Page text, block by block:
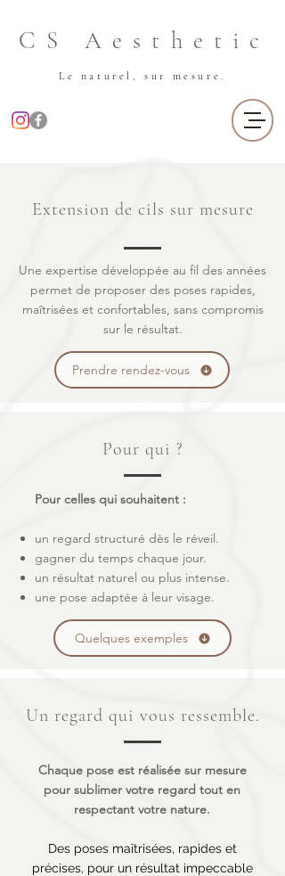
CS Aesthetic
Le naturel, sur mesure.
Extension de cils sur mesure
Une expertise développée au fil des années
permet de proposer des poses rapides,
maîtrisées et confortables, sans compromis
sur le résultat.​
Prendre rendez-vous
Pour qui ?
Pour celles qui souhaitent :
un regard structuré dès le réveil.
gagner du temps chaque jour.
un résultat naturel ou plus intense.
une pose adaptée à leur visage.
Quelques exemples
Un regard qui vous ressemble.
Chaque pose est réalisée sur mesure
pour sublimer votre regard tout en
respectant votre nature.
​Des poses maîtrisées, rapides et
précises, pour un résultat impeccable